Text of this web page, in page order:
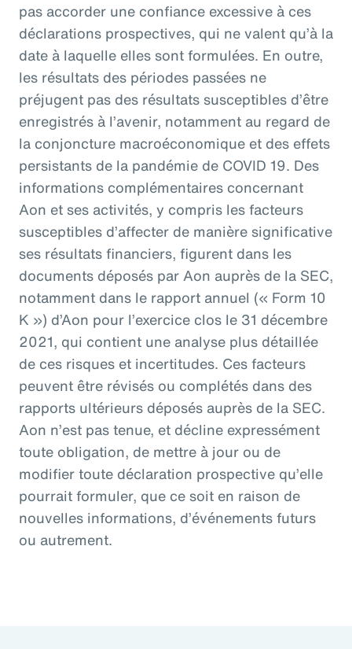
pas accorder une confiance excessive à ces
déclarations prospectives, qui ne valent qu’à la
date à laquelle elles sont formulées. En outre,
les résultats des périodes passées ne
préjugent pas des résultats susceptibles d’être
enregistrés à l’avenir, notamment au regard de
la conjoncture macroéconomique et des effets
persistants de la pandémie de COVID 19. Des
informations complémentaires concernant
Aon et ses activités, y compris les facteurs
susceptibles d’affecter de manière significative
ses résultats financiers, figurent dans les
documents déposés par Aon auprès de la SEC,
notamment dans le rapport annuel (« Form 10
K ») d’Aon pour l’exercice clos le 31 décembre
2021, qui contient une analyse plus détaillée
de ces risques et incertitudes. Ces facteurs
peuvent être révisés ou complétés dans des
rapports ultérieurs déposés auprès de la SEC.
Aon n’est pas tenue, et décline expressément
toute obligation, de mettre à jour ou de
modifier toute déclaration prospective qu’elle
pourrait formuler, que ce soit en raison de
nouvelles informations, d’événements futurs
ou autrement.